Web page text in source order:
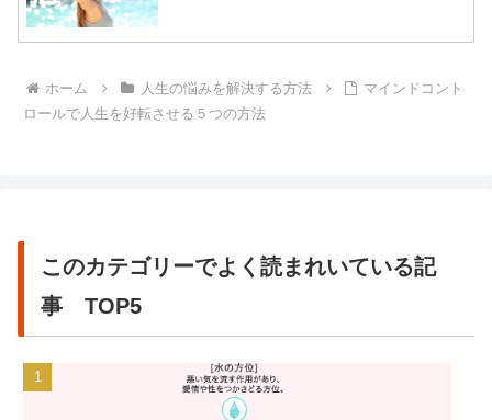
ホーム 人生の悩みを解決する方法
マインドコント
ロールで人生を好転させる５つの方法
このカテゴリーでよく読まれいている記
事 TOP5